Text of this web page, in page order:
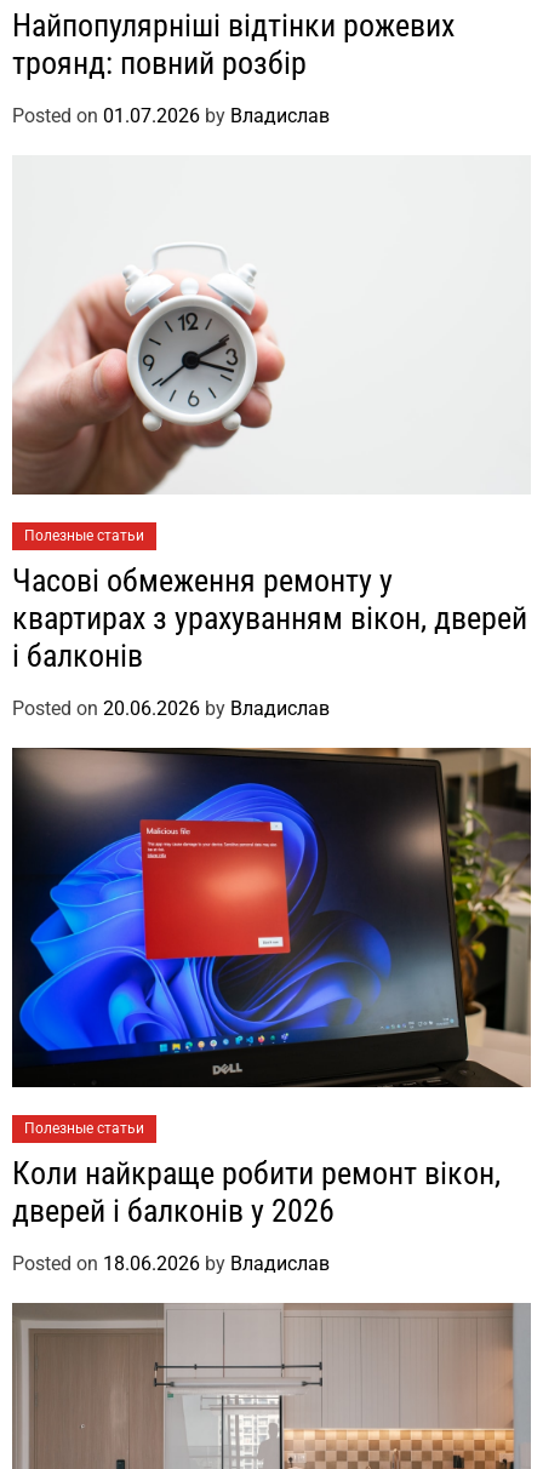
Найпопулярніші відтінки рожевих
троянд: повний розбір
Posted on 01.07.2026 by Владислав
Полезные статьи
Часові обмеження ремонту у
квартирах з урахуванням вікон, дверей
і балконів
Posted on 20.06.2026 by Владислав
Полезные статьи
Коли найкраще робити ремонт вікон,
дверей і балконів у 2026
Posted on 18.06.2026 by Владислав